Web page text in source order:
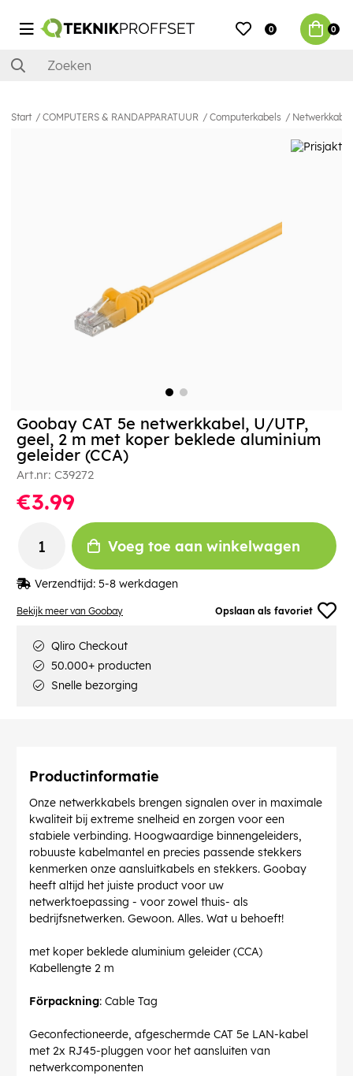
0 0
Start COMPUTERS & RANDAPPARATUUR Computerkabels
Bekijk meer van Goobay Opslaan als favoriet
Goobay CAT 5e netwerkkabel, U/UTP,
geel, 2 m met koper beklede aluminium
geleider (CCA)
Art.nr: C39272
€3.99
Voeg toe aan winkelwagen
Verzendtijd: 5-8 werkdagen
Qliro Checkout
50.000+ producten
Snelle bezorging
Productinformatie
Onze netwerkkabels brengen signalen over in maximale
kwaliteit bij extreme snelheid en zorgen voor een
stabiele verbinding. Hoogwaardige binnengeleiders,
robuuste kabelmantel en precies passende stekkers
kenmerken onze aansluitkabels en stekkers. Goobay
heeft altijd het juiste product voor uw
netwerktoepassing - voor zowel thuis- als
bedrijfsnetwerken. Gewoon. Alles. Wat u behoeft!
met koper beklede aluminium geleider (CCA)
Kabellengte 2 m
Förpackning: Cable Tag
Geconfectioneerde, afgeschermde CAT 5e LAN-kabel
met 2x RJ45-pluggen voor het aansluiten van
netwerkcomponenten